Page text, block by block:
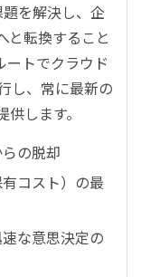
を解決し、企
と転換すること
ートでクラウド
し、常に最新の
します。
の脱却
コスト）の最
な意思決定の